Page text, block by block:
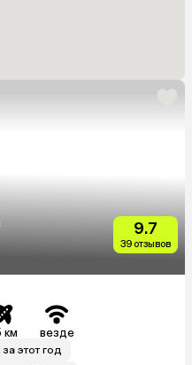
9.7
39 отзывов
км везде
этот год